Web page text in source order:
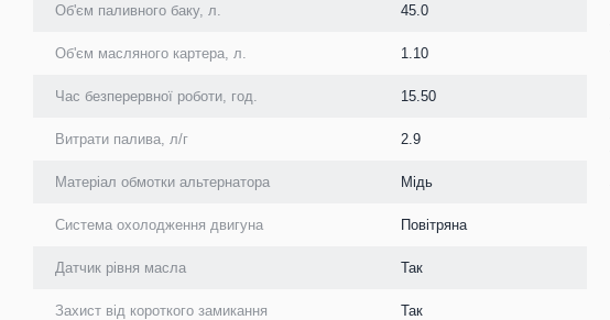
Об'єм паливного баку, л. 45.0
Об'єм масляного картера, л. 1.10
Час безперервної роботи, год. 15.50
Витрати палива, л/г 2.9
Матеріал обмотки альтернатора Мідь
Система охолодження двигуна Повітряна
Датчик рівня масла Так
Захист від короткого замикання Так